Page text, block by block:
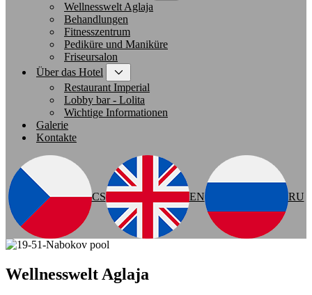
Wellnesswelt Aglaja
Behandlungen
Fitnesszentrum
Pediküre und Maniküre
Friseursalon
Über das Hotel
Restaurant Imperial
Lobby bar - Lolita
Wichtige Informationen
Galerie
Kontakte
CS EN RU
Wellnesswelt Aglaja